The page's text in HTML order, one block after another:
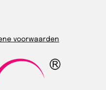
voorwaarden